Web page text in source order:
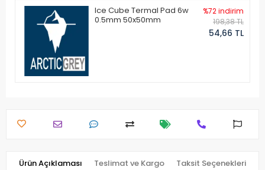
Ice Cube Termal Pad 6w
0.5mm 50x50mm
%72 indirim
198,38 TL
54,66 TL
Ürün Açıklaması Teslimat ve Kargo Taksit Seçenekleri